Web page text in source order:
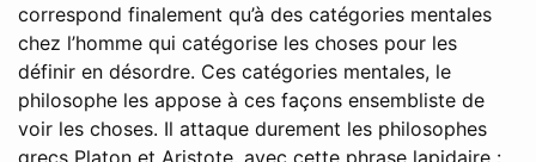
correspond finalement qu’à des catégories mentales
chez l’homme qui catégorise les choses pour les
définir en désordre. Ces catégories mentales, le
philosophe les appose à ces façons ensembliste de
voir les choses. Il attaque durement les philosophes
grecs Platon et Aristote, avec cette phrase lapidaire :